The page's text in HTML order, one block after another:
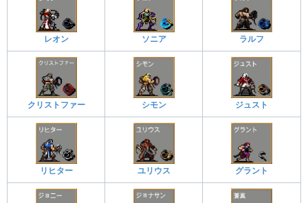
レオン ソニア ラルフ
クリストファー シモン ジュスト
リヒター ユリウス グラント